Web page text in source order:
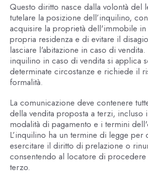
Questo diritto nasce dalla volontà del
tutelare la posizione dell’inquilino,
acquisire la proprietà dell'immobile in
propria residenza e di evitare il
lasciare l'abitazione in caso di
inquilino in caso di vendita si applica
determinate circostanze e richiede il
formalità.
La comunicazione deve contenere
della vendita proposta a terzi, incluso
modalità di pagamento e i termini
L’inquilino ha un termine di legge per
esercitare il diritto di prelazione o
consentendo al locatore di procedere
terzo.